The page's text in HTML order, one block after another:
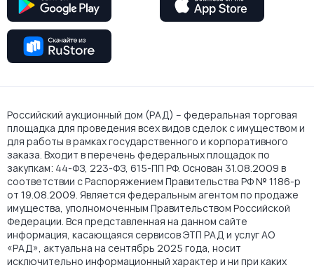
Российский аукционный дом (РАД) – федеральная торговая
площадка для проведения всех видов сделок с имуществом и
для работы в рамках государственного и корпоративного
заказа. Входит в перечень федеральных площадок по
закупкам: 44-ФЗ, 223-ФЗ, 615-ПП РФ. Основан 31.08.2009 в
соответствии с Распоряжением Правительства РФ № 1186-р
от 19.08.2009. Является федеральным агентом по продаже
имущества, уполномоченным Правительством Российской
Федерации. Вся представленная на данном сайте
информация, касающаяся сервисов ЭТП РАД и услуг АО
«РАД», актуальна на сентябрь 2025 года, носит
исключительно информационный характер и ни при каких